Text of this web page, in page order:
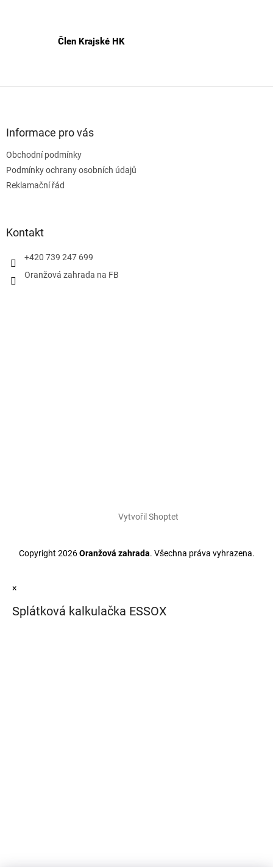
Člen Krajské HK
Informace pro vás
Obchodní podmínky
Podmínky ochrany osobních údajů
Reklamační řád
Kontakt
+420 739 247 699
Oranžová zahrada na FB
Vytvořil Shoptet
Copyright 2026Oranžová zahrada. Všechna práva vyhrazena.
×
Splátková kalkulačka ESSOX